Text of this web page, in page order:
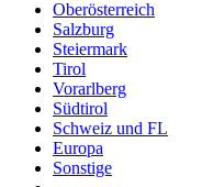
Oberösterreich
Salzburg
Steiermark
Tirol
Vorarlberg
Südtirol
Schweiz und FL
Europa
Sonstige